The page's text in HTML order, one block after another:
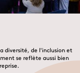
diversité, de l'inclusion et
se reflète aussi bien